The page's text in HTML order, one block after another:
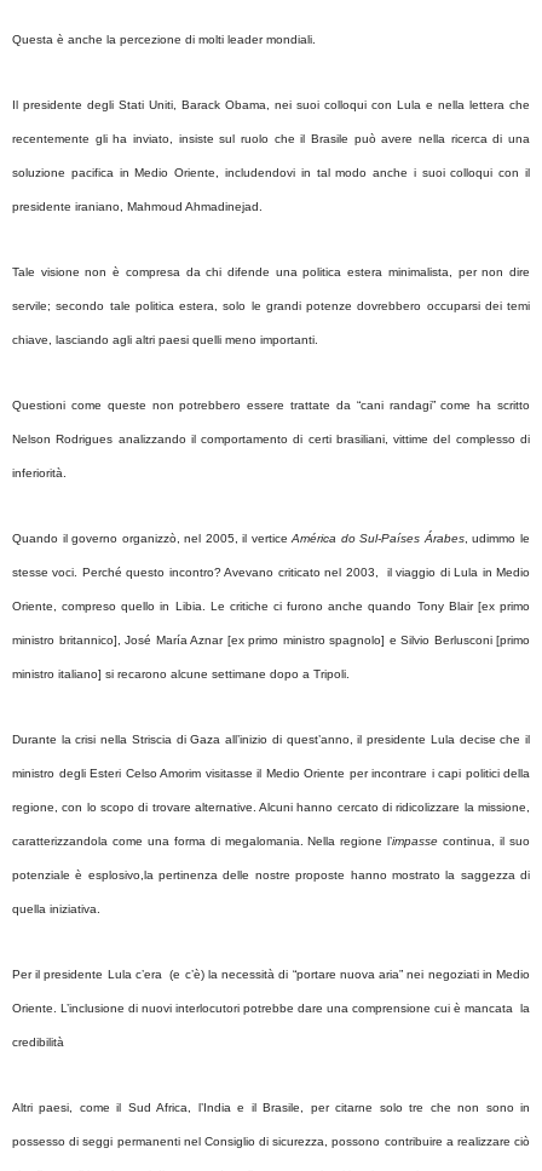
Questa è anche la percezione di molti leader mondiali.
Il presidente degli Stati Uniti, Barack Obama, nei suoi colloqui con Lula e nella lettera che
recentemente gli ha inviato, insiste sul ruolo che il Brasile può avere nella ricerca di una
soluzione pacifica in Medio Oriente, includendovi in tal modo anche i suoi colloqui con il
presidente iraniano, Mahmoud Ahmadinejad.
Tale visione non è compresa da chi difende una politica estera minimalista, per non dire
servile; secondo tale politica estera, solo le grandi potenze dovrebbero occuparsi dei temi
chiave, lasciando agli altri paesi quelli meno importanti.
Questioni come queste non potrebbero essere trattate da “cani randagi” come ha scritto
Nelson Rodrigues analizzando il comportamento di certi brasiliani, vittime del complesso di
inferiorità.
Quando il governo organizzò, nel 2005, il verticeAmérica do Sul-Países Árabes, udimmo le
stesse voci. Perché questo incontro? Avevano criticato nel 2003, il viaggio di Lula in Medio
Oriente, compreso quello in Libia. Le critiche ci furono anche quando Tony Blair [ex primo
ministro britannico], José María Aznar [ex primo ministro spagnolo] e Silvio Berlusconi [primo
ministro italiano] si recarono alcune settimane dopo a Tripoli.
Durante la crisi nella Striscia di Gaza all’inizio di quest’anno, il presidente Lula decise che il
ministro degli Esteri Celso Amorim visitasse il Medio Oriente per incontrare i capi politici della
regione, con lo scopo di trovare alternative. Alcuni hanno cercato di ridicolizzare la missione,
caratterizzandola come una forma di megalomania. Nella regione l’impasse continua, il suo
potenziale è esplosivo,la pertinenza delle nostre proposte hanno mostrato la saggezza di
quella iniziativa.
Per il presidente Lula c’era (e c’è) la necessità di “portare nuova aria” nei negoziati in Medio
Oriente. L’inclusione di nuovi interlocutori potrebbe dare una comprensione cui è mancata la
credibilità
Altri paesi, come il Sud Africa, l’India e il Brasile, per citarne solo tre che non sono in
possesso di seggi permanenti nel Consiglio di sicurezza, possono contribuire a realizzare ciò